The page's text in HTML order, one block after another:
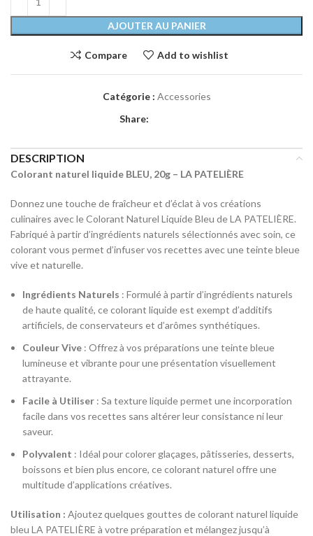
AJOUTER AU PANIER
Compare Add to wishlist
Catégorie : Accessories
Share:
DESCRIPTION
Colorant naturel liquide BLEU, 20g – LA PATELIÈRE
Donnez une touche de fraîcheur et d’éclat à vos créations
culinaires avec le Colorant Naturel Liquide Bleu de LA PATELIÈRE.
Fabriqué à partir d’ingrédients naturels sélectionnés avec soin, ce
colorant vous permet d’infuser vos recettes avec une teinte bleue
vive et naturelle.
Ingrédients Naturels : Formulé à partir d’ingrédients naturels
de haute qualité, ce colorant liquide est exempt d’additifs
artificiels, de conservateurs et d’arômes synthétiques.
Couleur Vive : Offrez à vos préparations une teinte bleue
lumineuse et vibrante pour une présentation visuellement
attrayante.
Facile à Utiliser : Sa texture liquide permet une incorporation
facile dans vos recettes sans altérer leur consistance ni leur
saveur.
Polyvalent : Idéal pour colorer glaçages, pâtisseries, desserts,
boissons et bien plus encore, ce colorant naturel offre une
multitude d’applications créatives.
Utilisation : Ajoutez quelques gouttes de colorant naturel liquide
bleu LA PATELIÈRE à votre préparation et mélangez jusqu’à